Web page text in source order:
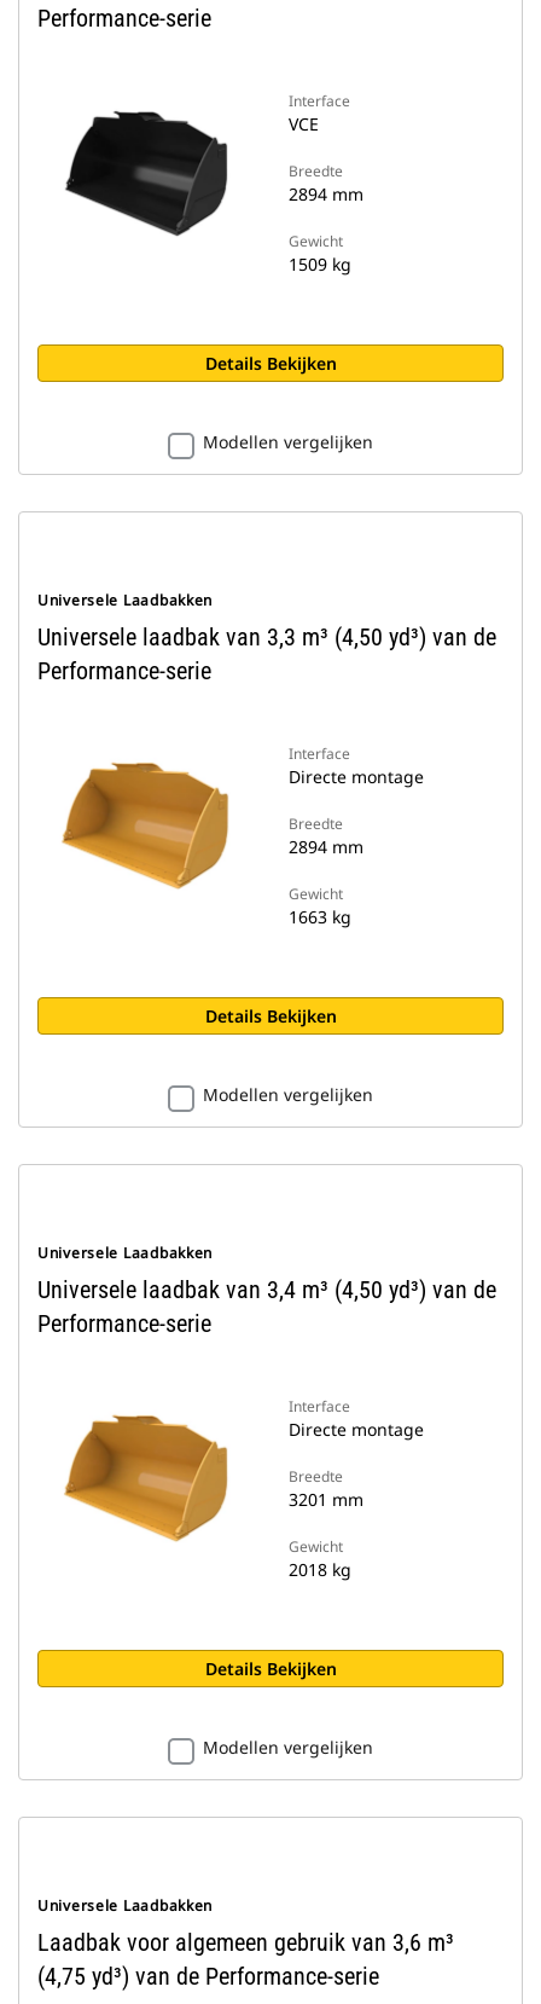
Performance-serie
Interface
VCE
Breedte
2894 mm
Gewicht
1509 kg
Details Bekijken
Modellen vergelijken
Universele Laadbakken
Universele laadbak van 3,3 m³ (4,50 yd³) van de
Performance-serie
Interface
Directe montage
Breedte
2894 mm
Gewicht
1663 kg
Details Bekijken
Modellen vergelijken
Universele Laadbakken
Universele laadbak van 3,4 m³ (4,50 yd³) van de
Performance-serie
Interface
Directe montage
Breedte
3201 mm
Gewicht
2018 kg
Details Bekijken
Modellen vergelijken
Universele Laadbakken
Laadbak voor algemeen gebruik van 3,6 m³
(4,75 yd³) van de Performance-serie